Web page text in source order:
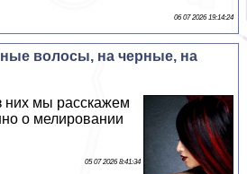
06 07 2026 19:14:24
волосы, на черные, на
них мы расскажем
о мелировании
05 07 2026 8:41:34